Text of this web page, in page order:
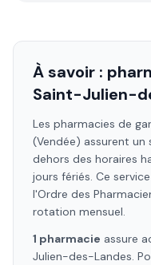
À savoir :
Saint-Julien-
Les pharmacies de
(Vendée) assurent un
dehors des horaires
jours fériés. Ce
l'Ordre des
rotation mensuel.
1 pharmacie assure
Julien-des-Landes.